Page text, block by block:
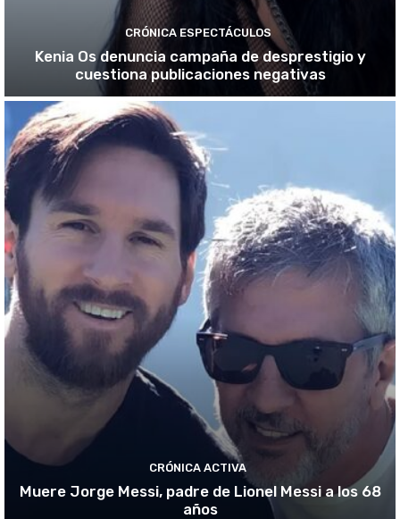
CRÓNICA ESPECTÁCULOS
Kenia Os denuncia campaña de desprestigio y
cuestiona publicaciones negativas
CRÓNICA ACTIVA
Muere Jorge Messi, padre de Lionel Messi a los 68
años